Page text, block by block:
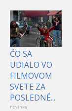
ČO SA
UDIALO VO
FILMOVOM
SVETE ZA
POSLEDNÉ...
novinka